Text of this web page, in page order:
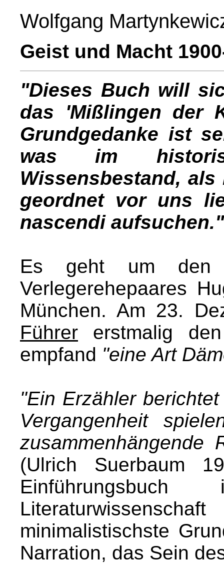
Wolfgang
Geist und Macht
"Dieses Buch will
das 'Mißlingen der
Grundgedanke ist
was im
Wissensbestand,
geordnet vor uns
nascendi aufsuchen."
Es geht um den
Verlegerehepaares
München. Am 23.
Führer erstmalig
empfand "eine Art
"Ein Erzähler
Vergangenheit
zusammenhängende
(Ulrich Suerbaum
minimalistischste
Narration, das Sein